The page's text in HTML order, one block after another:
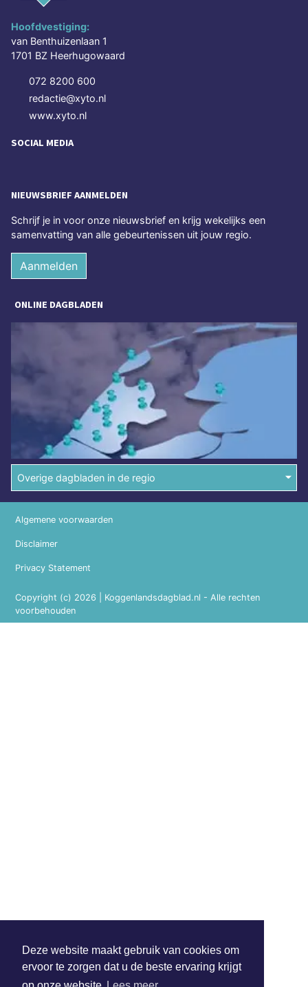
Deze website maakt gebruik van cookies om
ervoor te zorgen dat u de beste ervaring krijgt
Hoofdvestiging:
van Benthuizenlaan 1
1701 BZ Heerhugowaard
072 8200 600
redactie@xyto.nl
www.xyto.nl
SOCIAL MEDIA
NIEUWSBRIEF AANMELDEN
Schrijf je in voor onze nieuwsbrief en krijg wekelijks een
samenvatting van alle gebeurtenissen uit jouw regio.
Aanmelden
ONLINE DAGBLADEN
Overige dagbladen in de regio
Copyright (c) 2026 | Koggenlandsdagblad.nl - Alle rechten
voorbehouden
Algemene voorwaarden
Disclaimer
Privacy Statement